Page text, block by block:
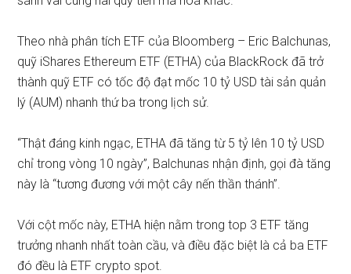
Theo nhà phân tích ETF của Bloomberg – Eric Balchunas,
quỹ iShares Ethereum ETF (ETHA) của BlackRock đã trở
thành quỹ ETF có tốc độ đạt mốc 10 tỷ USD tài sản quản
lý (AUM) nhanh thứ ba trong lịch sử.
“Thật đáng kinh ngạc, ETHA đã tăng từ 5 tỷ lên 10 tỷ USD
chỉ trong vòng 10 ngày”, Balchunas nhận định, gọi đà tăng
này là “tương đương với một cây nến thần thánh”.
Với cột mốc này, ETHA hiện nằm trong top 3 ETF tăng
trưởng nhanh nhất toàn cầu, và điều đặc biệt là cả ba ETF
đó đều là ETF crypto spot.